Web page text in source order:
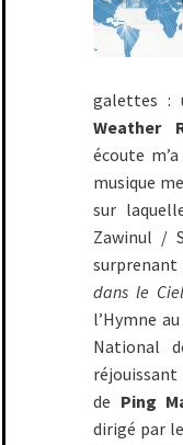
galettes
Weather
écoute
musique
sur
Zawinul /
dans le Ciel
l’Hymne
National
de Ping
dirigé par